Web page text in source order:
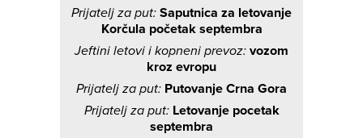
Prijatelj za put: Saputnica za letovanje
Korčula početak septembra
Jeftini letovi i kopneni prevoz: vozom
kroz evropu
Prijatelj za put: Putovanje Crna Gora
Prijatelj za put: Letovanje pocetak
septembra